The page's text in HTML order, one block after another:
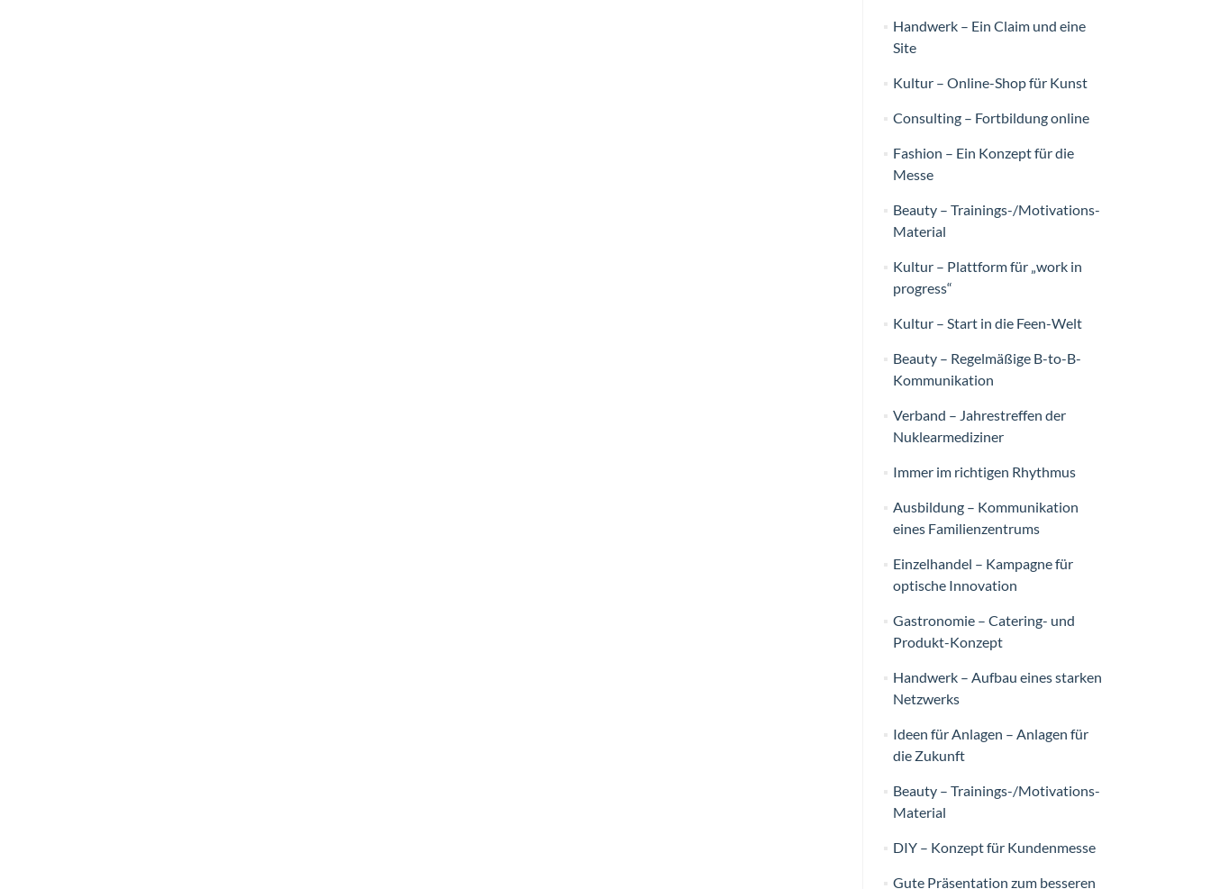
Handwerk – Ein Claim und eine
Site
Kultur – Online-Shop für Kunst
Consulting – Fortbildung online
Fashion – Ein Konzept für die
Messe
Beauty – Trainings-/Motivations-
Material
Kultur – Plattform für „work in
progress“
Kultur – Start in die Feen-Welt
Beauty – Regelmäßige B-to-B-
Kommunikation
Verband – Jahrestreffen der
Nuklearmediziner
Immer im richtigen Rhythmus
Ausbildung – Kommunikation
eines Familienzentrums
Einzelhandel – Kampagne für
optische Innovation
Gastronomie – Catering- und
Produkt-Konzept
Handwerk – Aufbau eines starken
Netzwerks
Ideen für Anlagen – Anlagen für
die Zukunft
Beauty – Trainings-/Motivations-
Material
DIY – Konzept für Kundenmesse
Gute Präsentation zum besseren